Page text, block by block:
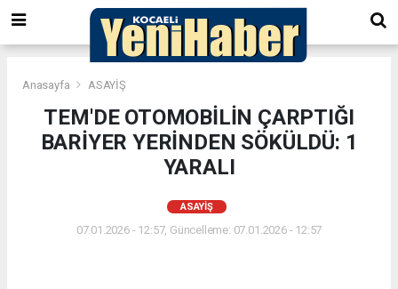
Anasayfa ASAYİŞ
TEM'DE OTOMOBİLİN ÇARPTIĞI
BARİYER YERİNDEN SÖKÜLDÜ: 1
YARALI
ASAYİŞ
07.01.2026 - 12:57, Güncelleme: 07.01.2026 - 12:57